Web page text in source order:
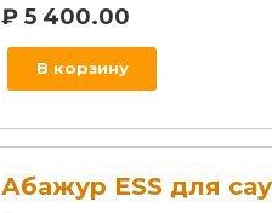
₽ 5 400.00
В корзину
Абажур ESS для